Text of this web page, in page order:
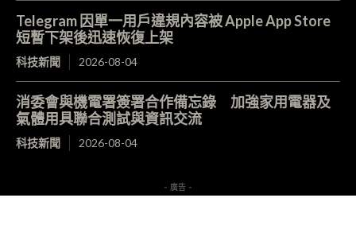
Telegram 因單一用戶違規內容被 Apple App Store
短暫下架後迅速恢復上架
科技新聞 2026-08-04
消委會與機電署簽署合作備忘錄 加強家用電器及
氣體用具聯合測試與資訊交流
科技新聞 2026-08-04
- 廣告 -